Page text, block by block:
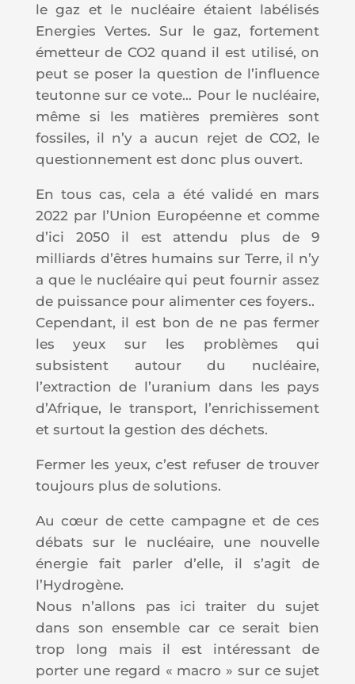
le gaz et le nucléaire étaient labélisés
Energies Vertes. Sur le gaz, fortement
émetteur de CO2 quand il est utilisé, on
peut se poser la question de l’influence
teutonne sur ce vote… Pour le nucléaire,
même si les matières premières sont
fossiles, il n’y a aucun rejet de CO2, le
questionnement est donc plus ouvert.
En tous cas, cela a été validé en mars
2022 par l’Union Européenne et comme
d’ici 2050 il est attendu plus de 9
milliards d’êtres humains sur Terre, il n’y
a que le nucléaire qui peut fournir assez
de puissance pour alimenter ces foyers..
Cependant, il est bon de ne pas fermer
les yeux sur les problèmes qui
subsistent autour du nucléaire,
l’extraction de l’uranium dans les pays
d’Afrique, le transport, l’enrichissement
et surtout la gestion des déchets.
Fermer les yeux, c’est refuser de trouver
toujours plus de solutions.
Au cœur de cette campagne et de ces
débats sur le nucléaire, une nouvelle
énergie fait parler d’elle, il s’agit de
l’Hydrogène.
Nous n’allons pas ici traiter du sujet
dans son ensemble car ce serait bien
trop long mais il est intéressant de
porter une regard « macro » sur ce sujet